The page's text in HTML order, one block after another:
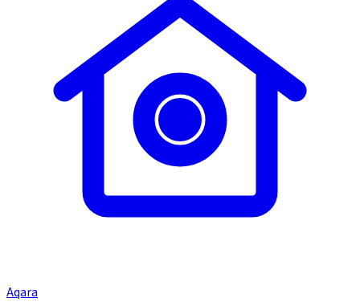
Aqara